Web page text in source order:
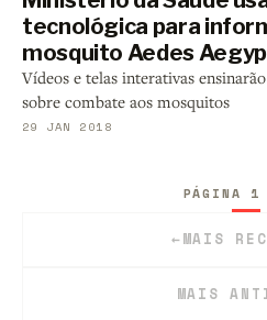
tecnológica para
mosquito Aedes
Vídeos e telas interativas
sobre combate aos mosquitos
29 JAN 2018
←MAIS
PÁGINA
MAIS